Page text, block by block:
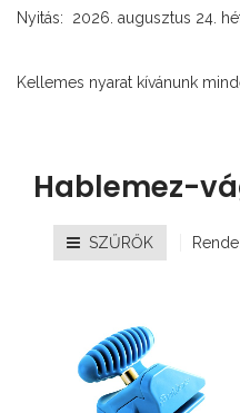
Nyitás: 2026. augusztus 24.
Kellemes nyarat kívánunk
Hablemez-
SZŰRŐK